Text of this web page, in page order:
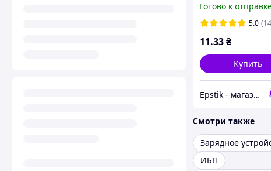
Готово к
5.0
11.33₴
Купить
Epstik - магазин радиокомпонентов
Смотри также
Зарядное
ИБП